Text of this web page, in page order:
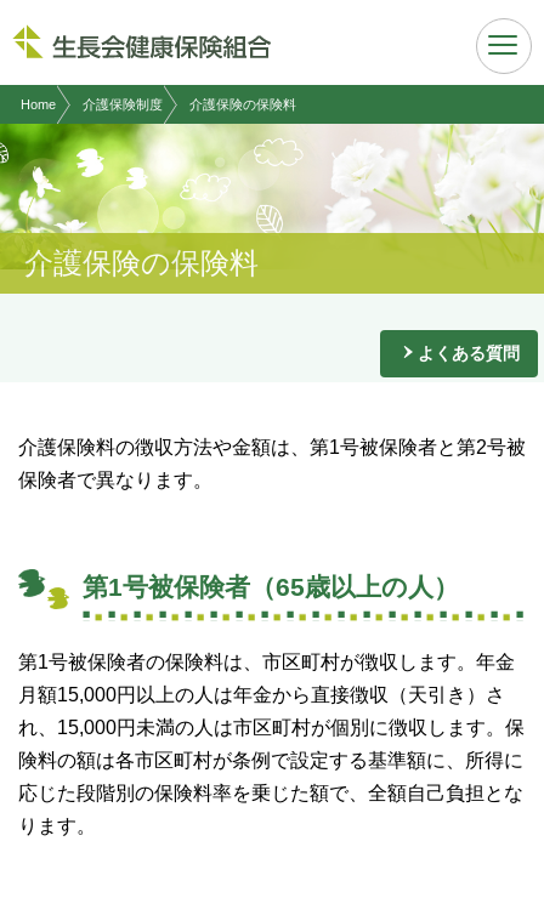
Home 介護保険制度 介護保険の保険料
介護保険の保険料
よくある質問
介護保険料の徴収方法や金額は、第1号被保険者と第2号被
保険者で異なります。
第1号被保険者（65歳以上の人）
第1号被保険者の保険料は、市区町村が徴収します。年金
月額15,000円以上の人は年金から直接徴収（天引き）さ
れ、15,000円未満の人は市区町村が個別に徴収します。保
険料の額は各市区町村が条例で設定する基準額に、所得に
応じた段階別の保険料率を乗じた額で、全額自己負担とな
ります。